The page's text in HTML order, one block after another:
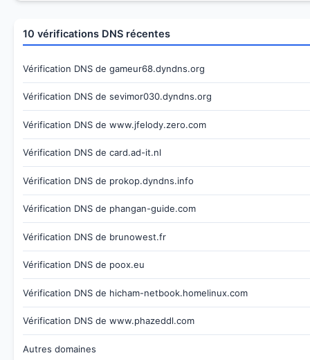
10 vérifications DNS récentes
Vérification DNS de gameur68.dyndns.org
Vérification DNS de sevimor030.dyndns.org
Vérification DNS de www.jfelody.zero.com
Vérification DNS de card.ad-it.nl
Vérification DNS de prokop.dyndns.info
Vérification DNS de phangan-guide.com
Vérification DNS de brunowest.fr
Vérification DNS de poox.eu
Vérification DNS de hicham-netbook.homelinux.com
Vérification DNS de www.phazeddl.com
Autres domaines